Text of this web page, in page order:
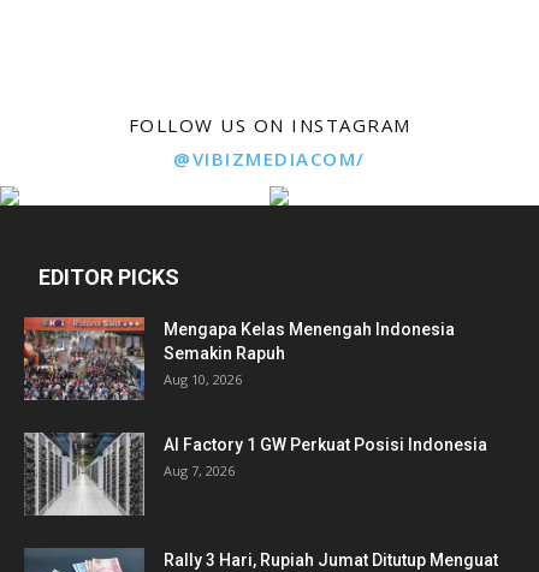
FOLLOW US ON INSTAGRAM
@VIBIZMEDIACOM/
EDITOR PICKS
Mengapa Kelas Menengah Indonesia
Semakin Rapuh
Aug 10, 2026
AI Factory 1 GW Perkuat Posisi Indonesia
Aug 7, 2026
Rally 3 Hari, Rupiah Jumat Ditutup Menguat